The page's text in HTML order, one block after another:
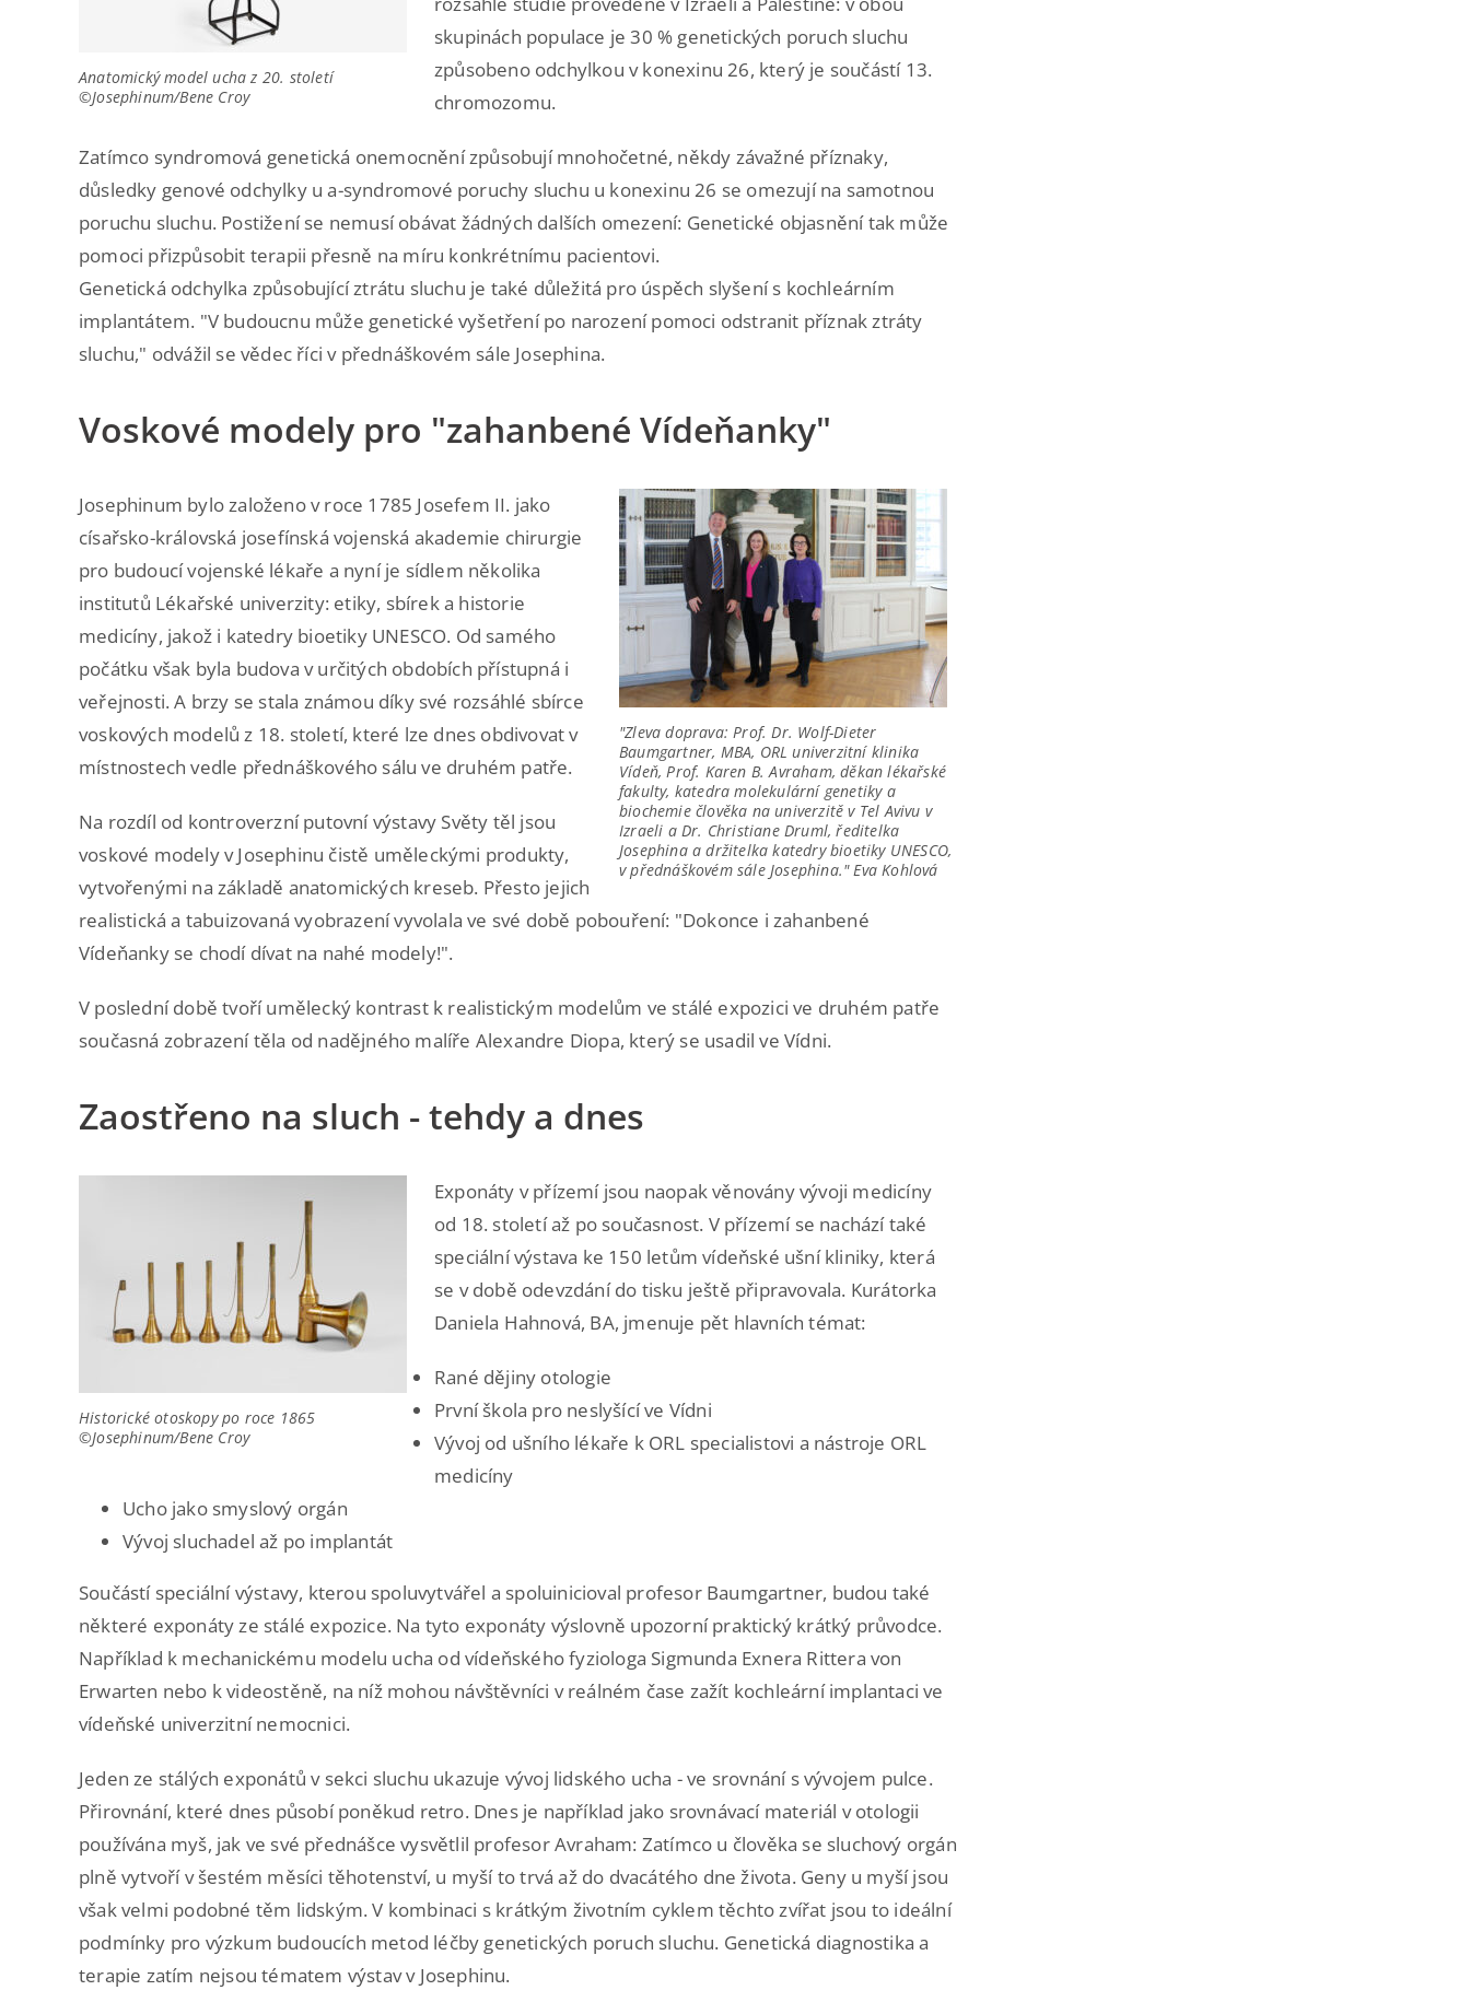
Anatomický model ucha z 20. století
©Josephinum/Bene Croy
skupinách populace je 30 % genetických poruch sluchu
způsobeno odchylkou v konexinu 26, který je součástí 13.
chromozomu.
Zatímco syndromová genetická onemocnění způsobují mnohočetné, někdy závažné příznaky,
důsledky genové odchylky u a-syndromové poruchy sluchu u konexinu 26 se omezují na samotnou
poruchu sluchu. Postižení se nemusí obávat žádných dalších omezení: Genetické objasnění tak může
pomoci přizpůsobit terapii přesně na míru konkrétnímu pacientovi.
Genetická odchylka způsobující ztrátu sluchu je také důležitá pro úspěch slyšení s kochleárním
implantátem. "V budoucnu může genetické vyšetření po narození pomoci odstranit příznak ztráty
sluchu," odvážil se vědec říci v přednáškovém sále Josephina.
Voskové modely pro "zahanbené Vídeňanky"
"Zleva doprava: Prof. Dr. Wolf-Dieter
Baumgartner, MBA, ORL univerzitní klinika
Vídeň, Prof. Karen B. Avraham, děkan lékařské
fakulty, katedra molekulární genetiky a
biochemie člověka na univerzitě v Tel Avivu v
Izraeli a Dr. Christiane Druml, ředitelka
Josephina a držitelka katedry bioetiky UNESCO,
v přednáškovém sále Josephina." Eva Kohlová
Josephinum bylo založeno v roce 1785 Josefem II. jako
císařsko-královská josefínská vojenská akademie chirurgie
pro budoucí vojenské lékaře a nyní je sídlem několika
institutů Lékařské univerzity: etiky, sbírek a historie
medicíny, jakož i katedry bioetiky UNESCO. Od samého
počátku však byla budova v určitých obdobích přístupná i
veřejnosti. A brzy se stala známou díky své rozsáhlé sbírce
voskových modelů z 18. století, které lze dnes obdivovat v
místnostech vedle přednáškového sálu ve druhém patře.
Na rozdíl od kontroverzní putovní výstavy Světy těl jsou
voskové modely v Josephinu čistě uměleckými produkty,
vytvořenými na základě anatomických kreseb. Přesto jejich
realistická a tabuizovaná vyobrazení vyvolala ve své době pobouření: "Dokonce i zahanbené
Vídeňanky se chodí dívat na nahé modely!".
V poslední době tvoří umělecký kontrast k realistickým modelům ve stálé expozici ve druhém patře
současná zobrazení těla od nadějného malíře Alexandre Diopa, který se usadil ve Vídni.
Zaostřeno na sluch - tehdy a dnes
Historické otoskopy po roce 1865
©Josephinum/Bene Croy
Exponáty v přízemí jsou naopak věnovány vývoji medicíny
od 18. století až po současnost. V přízemí se nachází také
speciální výstava ke 150 letům vídeňské ušní kliniky, která
se v době odevzdání do tisku ještě připravovala. Kurátorka
Daniela Hahnová, BA, jmenuje pět hlavních témat:
Rané dějiny otologie
První škola pro neslyšící ve Vídni
Vývoj od ušního lékaře k ORL specialistovi a nástroje ORL
medicíny
Ucho jako smyslový orgán
Vývoj sluchadel až po implantát
Součástí speciální výstavy, kterou spoluvytvářel a spoluinicioval profesor Baumgartner, budou také
některé exponáty ze stálé expozice. Na tyto exponáty výslovně upozorní praktický krátký průvodce.
Například k mechanickému modelu ucha od vídeňského fyziologa Sigmunda Exnera Rittera von
Erwarten nebo k videostěně, na níž mohou návštěvníci v reálném čase zažít kochleární implantaci ve
vídeňské univerzitní nemocnici.
Jeden ze stálých exponátů v sekci sluchu ukazuje vývoj lidského ucha - ve srovnání s vývojem pulce.
Přirovnání, které dnes působí poněkud retro. Dnes je například jako srovnávací materiál v otologii
používána myš, jak ve své přednášce vysvětlil profesor Avraham: Zatímco u člověka se sluchový orgán
plně vytvoří v šestém měsíci těhotenství, u myší to trvá až do dvacátého dne života. Geny u myší jsou
však velmi podobné těm lidským. V kombinaci s krátkým životním cyklem těchto zvířat jsou to ideální
podmínky pro výzkum budoucích metod léčby genetických poruch sluchu. Genetická diagnostika a
terapie zatím nejsou tématem výstav v Josephinu.